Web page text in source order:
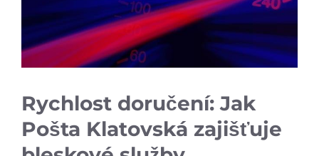
Rychlost doručení: Jak
Pošta Klatovská zajišťuje